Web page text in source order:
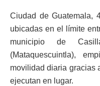
Ciudad de Guatemala,
ubicadas en el límite
municipio de
(Mataquescuintla),
movilidad diaria gracias
ejecutan en lugar.